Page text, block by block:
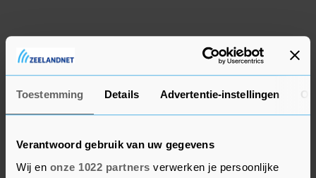
Toestemming Details Advertentie-instellingen
Verantwoord gebruik van uw gegevens
Wij en onze 1022 partners verwerken je persoonlijke